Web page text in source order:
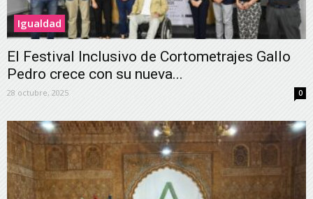
Igualdad
El Festival Inclusivo de Cortometrajes Gallo
Pedro crece con su nueva...
28 octubre, 2025 0